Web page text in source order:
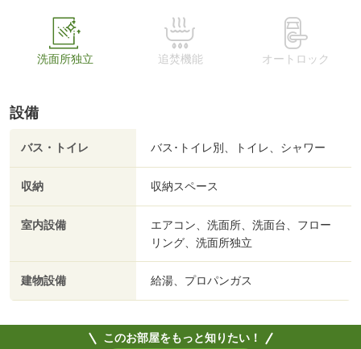
洗面所独立 追焚機能 オートロック
設備
バス・トイレ バス･トイレ別、トイレ、シャワー
収納 収納スペース
室内設備
エアコン、洗面所、洗面台、フロー
リング、洗面所独立
建物設備 給湯、プロパンガス
このお部屋をもっと知りたい！